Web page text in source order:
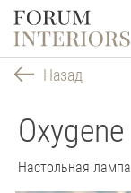
Назад
Oxygene
Настольная лампа